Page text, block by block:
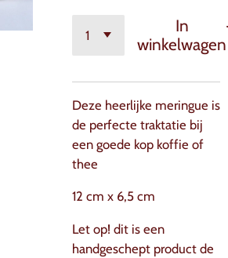
In
winkelwagen
Deze heerlijke meringue is
de perfecte traktatie bij
een goede kop koffie of
thee
12 cm x 6,5 cm
Let op! dit is een
handgeschept product de